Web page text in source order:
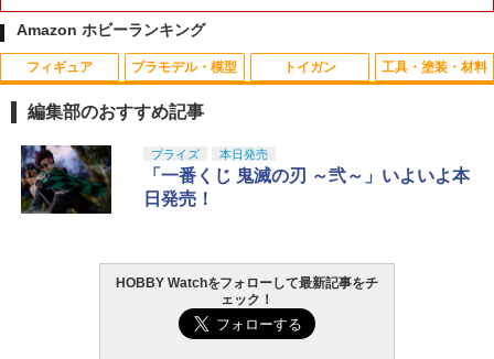
1
53088 【TAMIYA/タミヤ】 RCオプショ
ンパーツ OP88 6024 4駆前輪スクエアス
パイクタイヤ
￥501
ンパーツ OP84 6029 後輪スクエアスパ
イクタイヤ
￥539
Amazon ホビーランキング
フィギュア
1
TAMASHII NATIONS S.H.フィギュアー
ツ（真骨彫製法） 仮面ライダーBLACK
RX 約150mm PVC&ABS&布製 塗装済み
可動フィギュア
タカラトミー(TAKARA TOMY) T-SPAR
プラモデル・模型
1
BANDAI SPIRITS(バンダイ スピリッツ)
30MS SIS-J00 メルンジャ[カラーA] 色
分け済みプラモデル
BANDAI SPIRITS(バンダイ スピリッツ)
機動警察パトレイバー EZY RG 1/48 AV-
トイガン
1
東京マルイ(TOKYO MARUI) No.25 コル
ト ガバメント HG 18歳以上エアーHOP
ハンドガン
東京マルイ (TOKYO MARUI) ガスブロー
バックマシンガン No.14 20式 5.56mm
工具・塗装・材料
1
GSIクレオス Mr.トップコート 水性プレ
ミアムトップコートスプレー 光沢 88ml
ホビー用仕上材 B601
LOCTITE(ロックタイト) シールはがし
プレミアム 220ml
編集部のおすすめ記事
プライズ 本日発売
「一番くじ 鬼滅の刃 ～弐～」いよいよ本
日発売！
HOBBY Watchをフォローして最新記事をチ
ェック！